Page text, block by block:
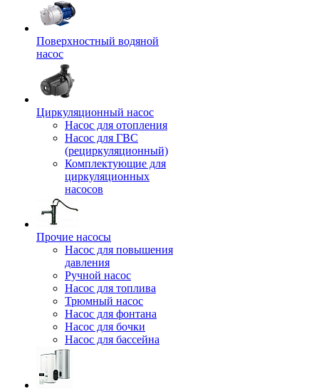
Поверхностный водяной
насос
Циркуляционный насос
Насос для отопления
Насос для ГВС
(рециркуляционный)
Комплектующие для
циркуляционных
насосов
Прочие насосы
Насос для повышения
давления
Ручной насос
Насос для топлива
Трюмный насос
Насос для фонтана
Насос для бочки
Насос для бассейна